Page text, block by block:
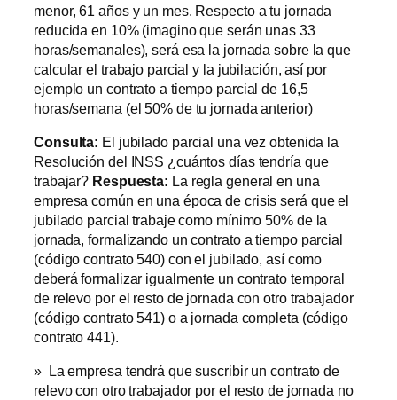
menor, 61 años y un mes. Respecto a tu jornada
reducida en 10% (imagino que serán unas 33
horas/semanales), será esa la jornada sobre la que
calcular el trabajo parcial y la jubilación, así por
ejemplo un contrato a tiempo parcial de 16,5
horas/semana (el 50% de tu jornada anterior)
Consulta: El jubilado parcial una vez obtenida la
Resolución del INSS ¿cuántos días tendría que
trabajar? Respuesta: La regla general en una
empresa común en una época de crisis será que el
jubilado parcial trabaje como mínimo 50% de la
jornada, formalizando un contrato a tiempo parcial
(código contrato 540) con el jubilado, así como
deberá formalizar igualmente un contrato temporal
de relevo por el resto de jornada con otro trabajador
(código contrato 541) o a jornada completa (código
contrato 441).
» La empresa tendrá que suscribir un contrato de
relevo con otro trabajador por el resto de jornada no